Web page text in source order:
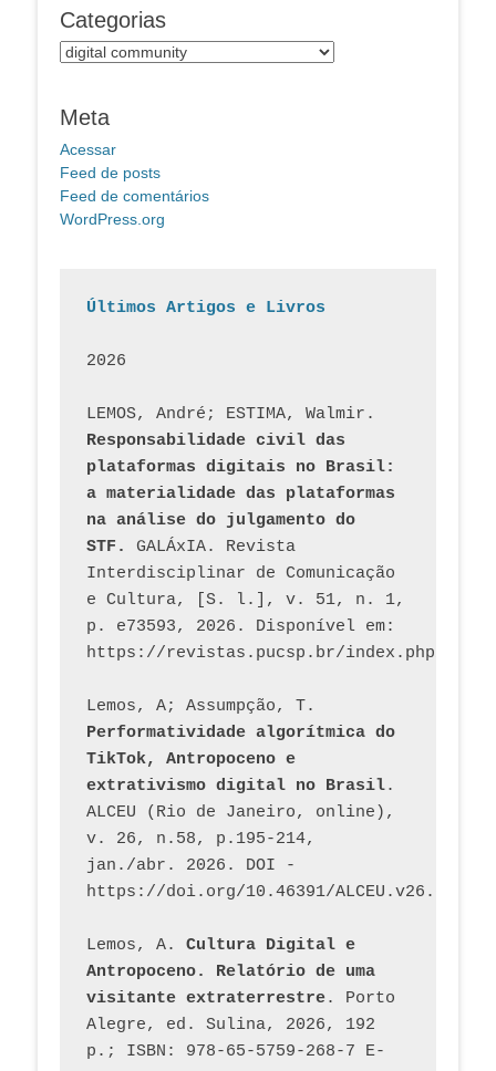
Categorias
Categorias
Meta
Acessar
Feed de posts
Feed de comentários
WordPress.org
Últimos Artigos e Livros
2026
Responsabilidade civil das
plataformas digitais no Brasil:
a materialidade das plataformas
na análise do julgamento do
STF.
GALÁxIA. Revista
Interdisciplinar de Comunicação
e Cultura, [S. l.], v. 51, n. 1,
p. e73593, 2026. Disponível em:
Performatividade algorítmica do
TikTok, Antropoceno e
extrativismo digital no Brasil.
ALCEU (Rio de Janeiro, online),
v. 26, n.58, p.195-214,
jan./abr. 2026. DOI -
https://doi.org/10.46391/
Lemos, A. Cultura Digital e
Antropoceno. Relatório de uma
visitante extraterrestre. Porto
Alegre, ed. Sulina, 2026, 192
p.; ISBN: 978-65-5759-268-7 E-